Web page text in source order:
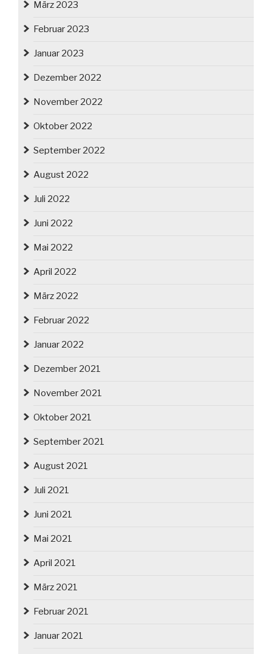
März 2023
Februar 2023
Januar 2023
Dezember 2022
November 2022
Oktober 2022
September 2022
August 2022
Juli 2022
Juni 2022
Mai 2022
April 2022
März 2022
Februar 2022
Januar 2022
Dezember 2021
November 2021
Oktober 2021
September 2021
August 2021
Juli 2021
Juni 2021
Mai 2021
April 2021
März 2021
Februar 2021
Januar 2021